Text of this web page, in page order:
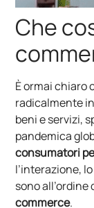
Che
È ormai chiaro
radicalmente
beni e servizi,
pandemica
consumatori
l’interazione,
sono
commerce.